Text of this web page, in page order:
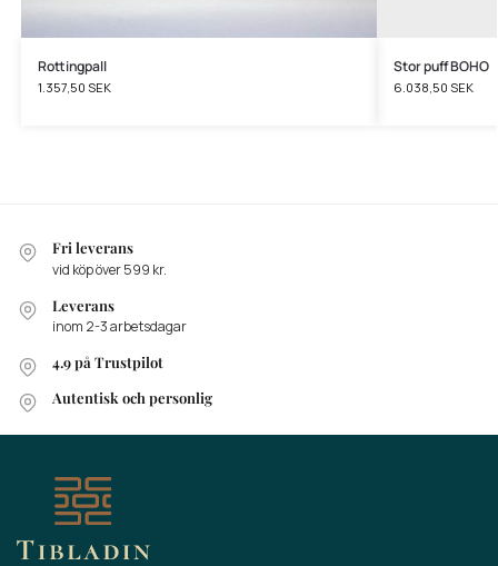
Rottingpall
1.357,50 SEK
Stor puff BOHO
6.038,50 SEK
Fri leverans
vid köp över 599 kr.
Leverans
inom 2-3 arbetsdagar
4.9 på Trustpilot
Autentisk och personlig